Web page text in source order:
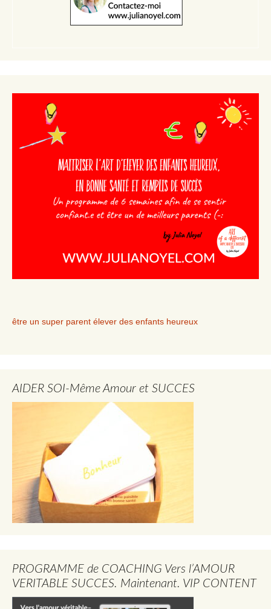
être un super parent élever des enfants heureux
AIDER SOI-Même Amour et SUCCES
PROGRAMME de COACHING Vers l’AMOUR
VERITABLE SUCCES. Maintenant. VIP CONTENT